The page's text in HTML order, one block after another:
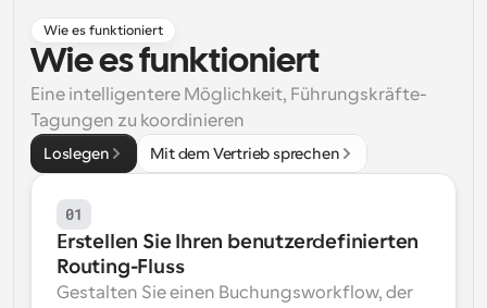
Supercharged Planung mit KI-gestützten Anrufen
Arbeitsabläufe
Automatisieren Sie die Planung und Erinnerungen
Blog
Bleiben Sie auf dem Laufenden über die neuesten
Nachrichten und Updates.
Treffen Sie sich in wenigen Minuten mit Kunden
Dynamische Gruppenlinks
Nahtlos Meetings mit mehreren Personen buchen
Wie es funktioniert
Wie es funktioniert
Eine intelligentere Möglichkeit, Führungskräfte-
Tagungen zu koordinieren
Loslegen Mit dem Vertrieb sprechen
01
Erstellen Sie Ihren benutzerdefinierten
Routing-Fluss
Gestalten Sie einen Buchungsworkflow, der